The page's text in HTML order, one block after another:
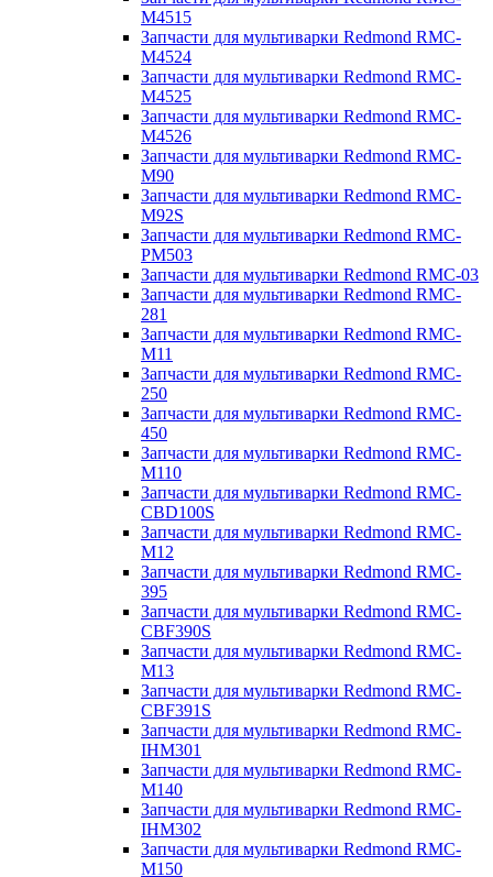
M4515
Запчасти для мультиварки Redmond RMC-
M4524
Запчасти для мультиварки Redmond RMC-
M4525
Запчасти для мультиварки Redmond RMC-
M4526
Запчасти для мультиварки Redmond RMC-
M90
Запчасти для мультиварки Redmond RMC-
M92S
Запчасти для мультиварки Redmond RMC-
PM503
Запчасти для мультиварки Redmond RMC-03
Запчасти для мультиварки Redmond RMC-
281
Запчасти для мультиварки Redmond RMC-
M11
Запчасти для мультиварки Redmond RMC-
250
Запчасти для мультиварки Redmond RMC-
450
Запчасти для мультиварки Redmond RMC-
M110
Запчасти для мультиварки Redmond RMC-
CBD100S
Запчасти для мультиварки Redmond RMC-
M12
Запчасти для мультиварки Redmond RMC-
395
Запчасти для мультиварки Redmond RMC-
CBF390S
Запчасти для мультиварки Redmond RMC-
M13
Запчасти для мультиварки Redmond RMC-
CBF391S
Запчасти для мультиварки Redmond RMC-
IHM301
Запчасти для мультиварки Redmond RMC-
M140
Запчасти для мультиварки Redmond RMC-
IHM302
Запчасти для мультиварки Redmond RMC-
M150